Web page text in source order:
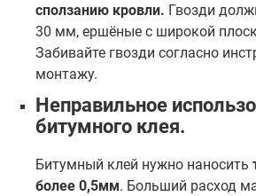
сползанию кровли. Гвозди
30 мм, ершёные с широкой
Забивайте гвозди согласно
монтажу.
Неправильное
битумного клея.
Битумный клей нужно наносить
более 0,5мм. Больший расход